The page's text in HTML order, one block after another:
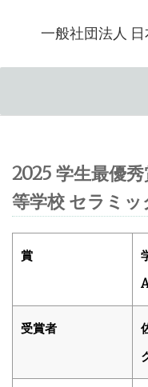
一般社団法人
2025 学生最優
等学校 セラミッ
賞
受賞者